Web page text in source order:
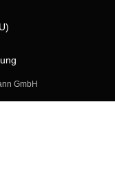
GmbH